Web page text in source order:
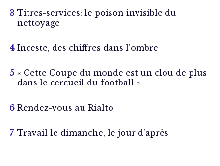
Titres-services: le poison invisible du
nettoyage
Inceste, des chiffres dans l’ombre
« Cette Coupe du monde est un clou de plus
dans le cercueil du football »
Rendez-vous au Rialto
Travail le dimanche, le jour d’après